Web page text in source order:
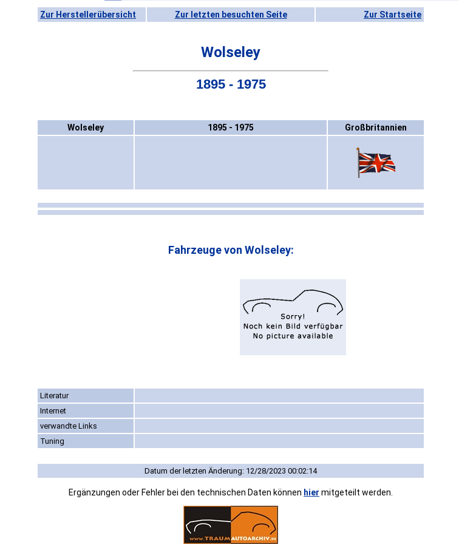
Zur Herstellerübersicht Zur letzten besuchten Seite Zur Startseite
Wolseley
1895 - 1975
Wolseley 1895 - 1975 Großbritannien
Fahrzeuge von Wolseley:
Literatur
Internet
verwandte Links
Tuning
Datum der letzten Änderung: 12/28/2023 00:02:14
Ergänzungen oder Fehler bei den technischen Daten können hier mitgeteilt werden.